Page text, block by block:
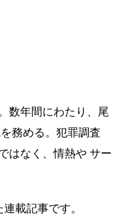
数年間にわたり、尾
務める。犯罪調査
はなく、情熱や サー
載記事です。